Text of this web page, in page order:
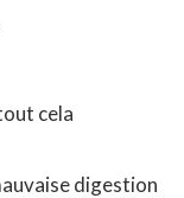
cela
digestion